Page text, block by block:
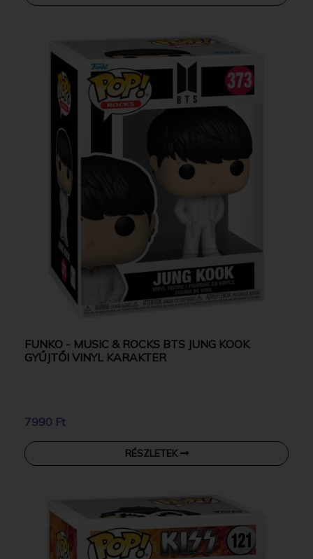
FUNKO - MUSIC & ROCKS BTS JUNG KOOK
GYŰJTŐI VINYL KARAKTER
7990 Ft
RÉSZLETEK